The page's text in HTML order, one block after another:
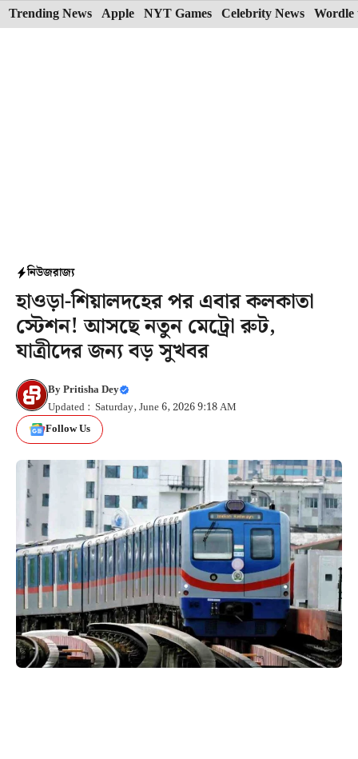
Skip
to
Trending News Apple NYT Games Celebrity News Wordle
নিউজরাজ্য
হাওড়া-শিয়ালদহের পর এবার কলকাতা
স্টেশন! আসছে নতুন মেট্রো রুট,
যাত্রীদের জন্য বড় সুখবর
ByPritisha Dey
Updated : Saturday, June 6, 2026 9:18 AM
Follow Us